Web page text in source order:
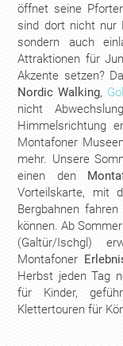
öffnet seine
sind dort nicht nur
sondern auch
Attraktionen für
Akzente setzen?
Nordic Walking,
nicht
Himmelsrichtung
Montafoner
mehr. Unsere
einen den
Vorteilskarte, mit
Bergbahnen
können. Ab
(Galtür/Ischgl)
Montafoner
Herbst jeden Tag
für Kinder,
Klettertouren für